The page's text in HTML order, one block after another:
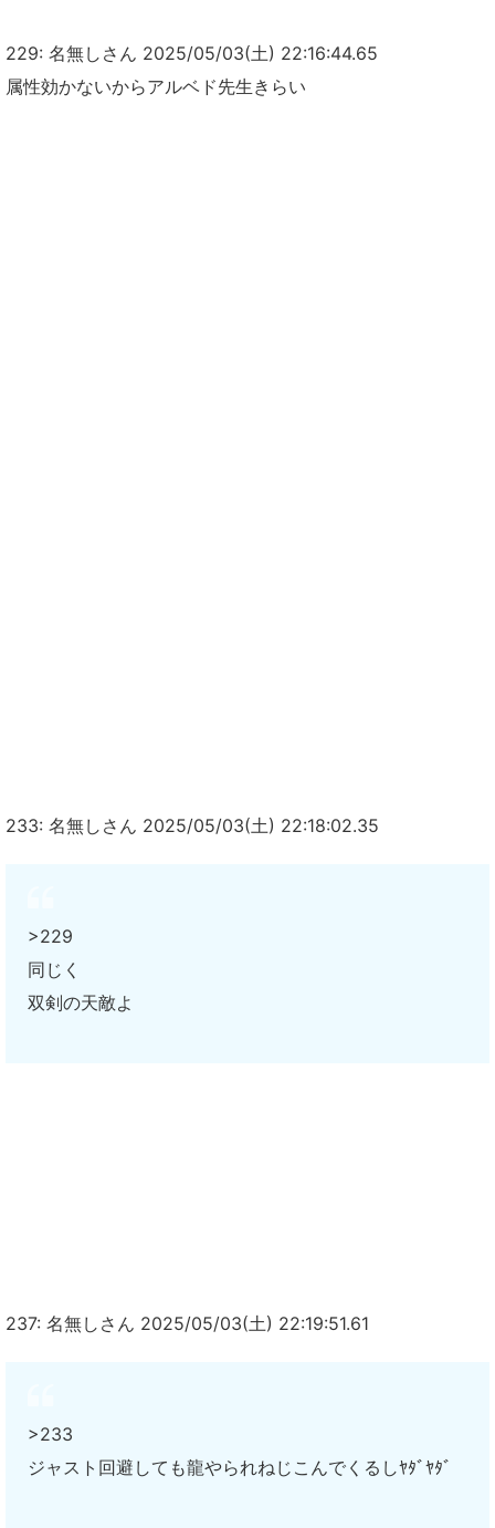
229: 名無しさん 2025/05/03(土) 22:16:44.65
属性効かないからアルベド先生きらい
233: 名無しさん 2025/05/03(土) 22:18:02.35
>229
同じく
双剣の天敵よ
237: 名無しさん 2025/05/03(土) 22:19:51.61
>233
ジャスト回避しても龍やられねじこんでくるしﾔﾀﾞﾔﾀﾞ